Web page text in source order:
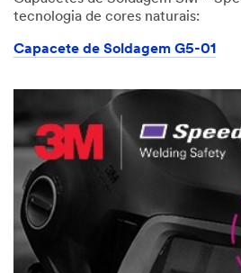
tecnologia de cores naturais:
Capacete de Soldagem G5-01